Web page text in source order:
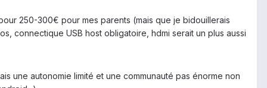
250-300€ pour mes parents (mais que je bidouillerais
connectique USB host obligatoire, hdmi serait un plus aussi
une autonomie limité et une communauté pas énorme non